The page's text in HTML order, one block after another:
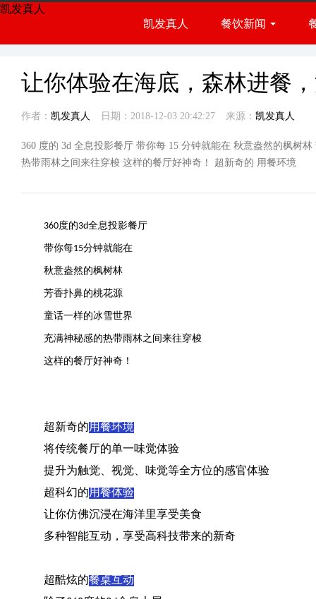
凯发真人
凯发真人
餐饮新闻
行业资讯
让你体验在海底，森林进餐
作者： 凯发真人 日期：2018-12-03 20:42:27 来源： 凯发真人
360 度的 3d 全息投影餐厅 带你每 15 分钟就能在 秋意盎然的枫树
热带雨林之间来往穿梭 这样的餐厅好神奇！ 超新奇的 用餐环境
360度的3d全息投影餐厅
带你每15分钟就能在
秋意盎然的枫树林
芳香扑鼻的桃花源
童话一样的冰雪世界
充满神秘感的热带雨林之间来往穿梭
这样的餐厅好神奇！
超新奇的用餐环境
将传统餐厅的单一味觉体验
提升为触觉、视觉、味觉等全方位的感官体验
超科幻的用餐体验
让你仿佛沉浸在海洋里享受美食
多种智能互动，享受高科技带来的新奇
超酷炫的餐桌互动